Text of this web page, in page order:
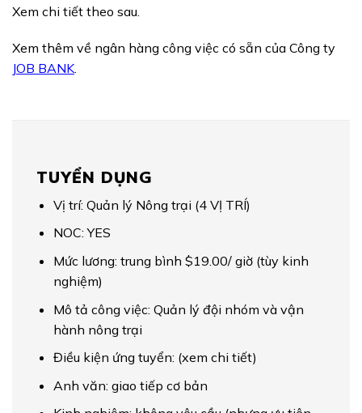
Xem chi tiết theo sau.
Xem thêm về ngân hàng công việc có sẵn của Công ty
JOB BANK.
TUYỂN DỤNG
Vị trí: Quản lý Nông trại (4 VỊ TRÍ)
NOC: YES
Mức lương: trung bình $19.00/ giờ (tùy kinh
nghiệm)
Mô tả công việc: Quản lý đội nhóm và vận
hành nông trại
Điều kiện ứng tuyển: (xem chi tiết)
Anh văn: giao tiếp cơ bản